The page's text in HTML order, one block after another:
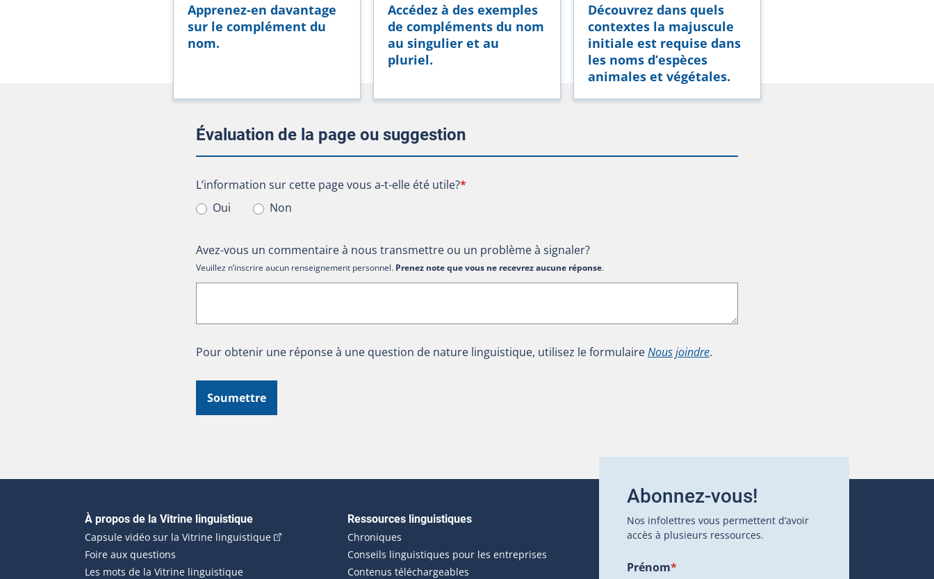
Apprenez-en davantage
sur le complément du
nom.
Accédez à des exemples
de compléments du nom
au singulier et au
pluriel.
Découvrez dans quels
contextes la majuscule
initiale est requise dans
les noms d’espèces
animales et végétales.
Évaluation de la page ou suggestion
L’information sur cette page vous a-t-elle été utile?
L’information sur cette page vous a-t-elle été utile?*
Oui
Non
Avez-vous un commentaire à nous transmettre ou un problème à signaler?
Veuillez n’inscrire aucun renseignement personnel. Prenez note que vous ne recevrez aucune réponse.
Pour obtenir une réponse à une question de nature linguistique, utilisez le formulaireNous joindre.
Soumettre
Navigation principale
À propos de la Vitrine linguistique
Capsule vidéo sur la Vitrine linguistique(Cet hyperlien externe s'ouvrira dans une nouvelle fenêtre.)
Foire aux questions
Les mots de la Vitrine linguistique
Ressources linguistiques
Chroniques
Conseils linguistiques pour les entreprises
Contenus téléchargeables
Abonnez-vous!
Nos infolettres vous permettent d’avoir
accès à plusieurs ressources.
Prénom*